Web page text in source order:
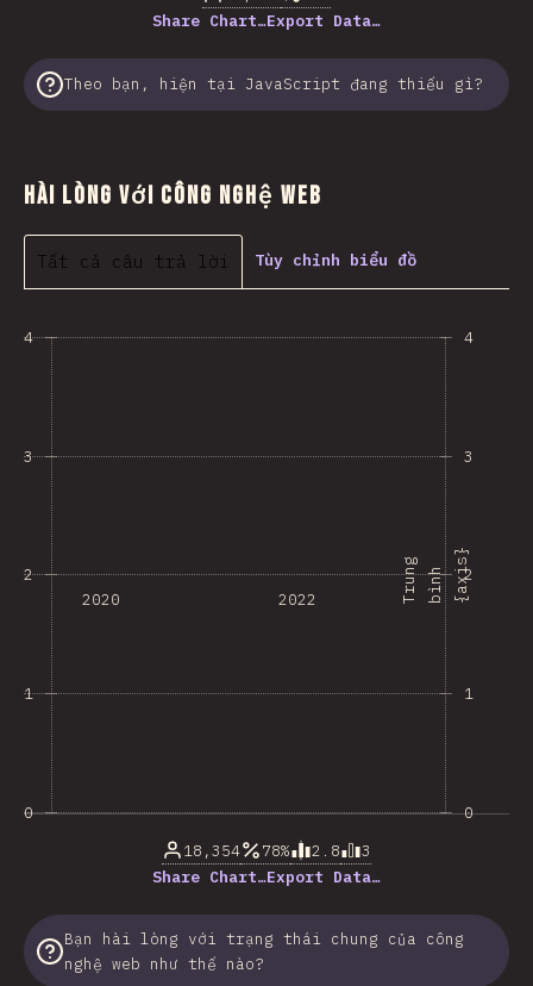
Share Chart…Export Data…
Theo bạn, hiện tại JavaScript đang thiếu gì?
Hài lòng với Công nghệ Web
Tất cả câu trả lời Tùy chỉnh biểu đồ
0
1
2
3
4
2020 2022
0
1
2
3
4
T
r
un
g
b
ì
nh
{
a
xi
s }
18,354 78% 2.8
3
Share Chart…Export Data…
Bạn hài lòng với trạng thái chung của công
nghệ web như thế nào?